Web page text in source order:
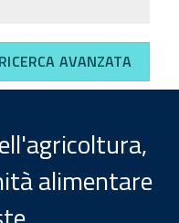
RICERCA AVANZATA
alimentare